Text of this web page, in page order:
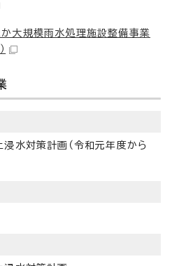
か大規模雨水処理施設整備事業
水対策計画（令和元年度から